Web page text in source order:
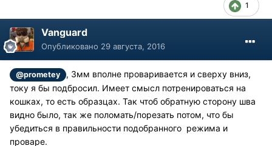
1
Vanguard
Опубликовано 29 августа, 2016
@prometey
, 3мм вполне проваривается и сверху вниз,
току я бы подбросил. Имеет смысл потренироваться на
кошках, то есть образцах. Так чтоб обратную сторону шва
видно было, так же поломать/порезать потом, что бы
убедиться в правильности подобранного режима и
проваре.